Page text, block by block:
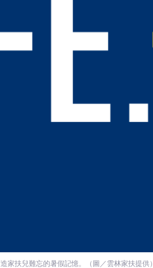
家扶兒難忘的暑假記憶。（圖／雲林家扶提供）